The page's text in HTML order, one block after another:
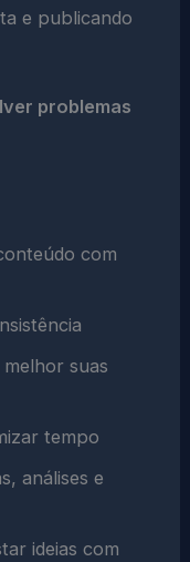
e publicando
problemas
com
suas
tempo
análises e
ideias com